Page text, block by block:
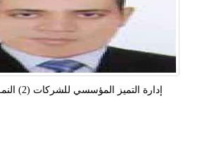
إدارة التميز المؤسسي للشركات (2) النمــوذج الأوروبـي